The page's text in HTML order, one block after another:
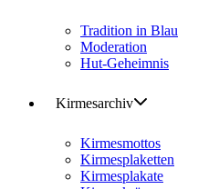
Tradition in Blau
Moderation
Hut-Geheimnis
Kirmesarchiv
Kirmesmottos
Kirmesplaketten
Kirmesplakate